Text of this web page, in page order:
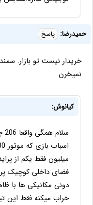
حمیدرضا: پاسخ
نمیخرن
کیانوش:
میلیون فقط یکم از
فضای داخلی کوچیک
دونی مکانیکی ها با
خراب میکنه فقط این